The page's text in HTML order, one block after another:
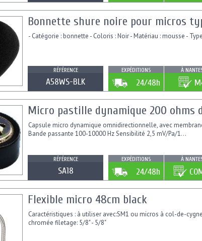
Bonnette shure noire pour micros
- Catégorie : bonnette - Coloris : Noir - Matériau : mousse -
RÉFÉRENCE
A58WS-BLK
EXPÉDITIONS
24/48h
À
Micro pastille dynamique 200 ohms
Capsule micro dynamique omnidirectionnelle, avec
Bande passante 100-10000 Hz Sensibilité 2,5 mV/Pa/1...
RÉFÉRENCE
SA18
EXPÉDITIONS
24/48h
À
Flexible micro 48cm black
Caractéristiques : à utiliser avec:SM1 ou micros à col-de-
chromée filetage: 5/8" - 5/8"